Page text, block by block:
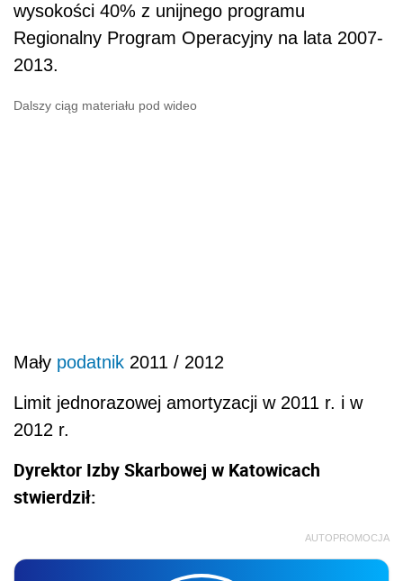
wysokości 40% z unijnego programu
Regionalny Program Operacyjny na lata 2007-
2013.
Dalszy ciąg materiału pod wideo
Mały podatnik 2011 / 2012
Limit jednorazowej amortyzacji w 2011 r. i w
2012 r.
Dyrektor Izby Skarbowej w Katowicach
stwierdził:
AUTOPROMOCJA